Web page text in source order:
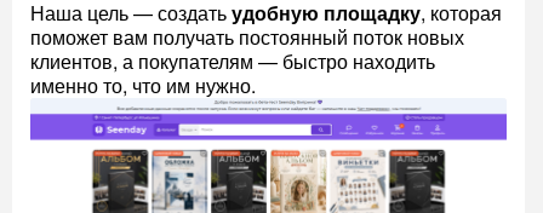
Наша цель — создатьудобную площадку, которая
поможет вам получать постоянный поток новых
клиентов, а покупателям — быстро находить
именно то, что им нужно.